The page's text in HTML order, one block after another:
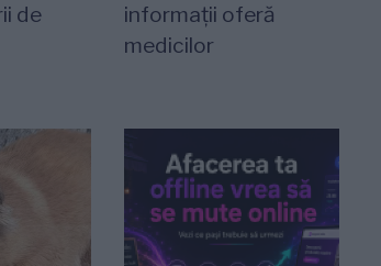
de
informații oferă
medicilor